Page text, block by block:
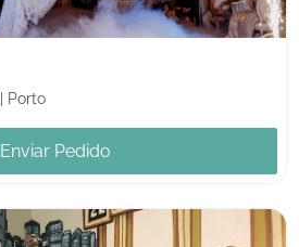
Porto
Enviar Pedido